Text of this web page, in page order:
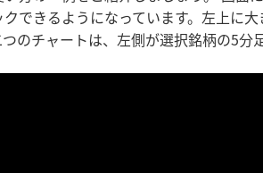
できるようになっています。左上に
のチャートは、左側が選択銘柄の5分